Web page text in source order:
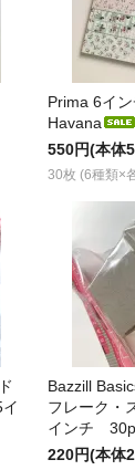
Prima 6イ
Havana
550円(本体
30枚 (6種類×
Bazzill
フレーク
インチ
220円(本体